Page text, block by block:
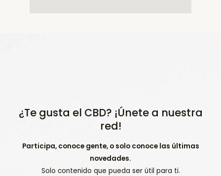
¿Te gusta el CBD? ¡Únete a nuestra
red!
Participa, conoce gente, o solo conoce las últimas
novedades.
Solo contenido que pueda ser útil para ti.